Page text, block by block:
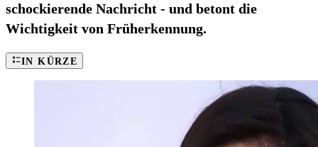
schockierende Nachricht - und betont die
Wichtigkeit von Früherkennung.
IN KÜRZE